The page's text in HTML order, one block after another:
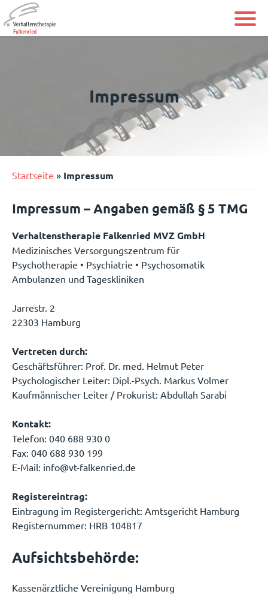
Impressum
Startseite » Impressum
Impressum – Angaben gemäß § 5 TMG
Verhaltenstherapie Falkenried MVZ GmbH
Medizinisches Versorgungszentrum für
Psychotherapie • Psychiatrie • Psychosomatik
Ambulanzen und Tageskliniken
Jarrestr. 2
22303 Hamburg
Vertreten durch:
Geschäftsführer: Prof. Dr. med. Helmut Peter
Psychologischer Leiter: Dipl.-Psych. Markus Volmer
Kaufmännischer Leiter / Prokurist: Abdullah Sarabi
Kontakt:
Telefon: 040 688 930 0
Fax: 040 688 930 199
E-Mail: info@vt-falkenried.de
Registereintrag:
Eintragung im Registergericht: Amtsgericht Hamburg
Registernummer: HRB 104817
Aufsichtsbehörde:
Kassenärztliche Vereinigung Hamburg